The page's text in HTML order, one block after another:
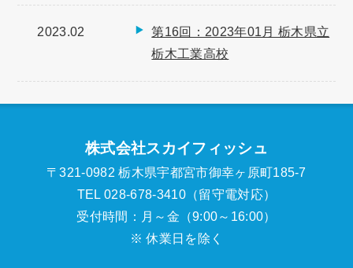
2023.02
第16回：2023年01月 栃木県立
栃木工業高校
株式会社スカイフィッシュ
〒321-0982 栃木県宇都宮市御幸ヶ原町185-7
TEL 028-678-3410（留守電対応）
受付時間：月～金（9:00～16:00）
※ 休業日を除く